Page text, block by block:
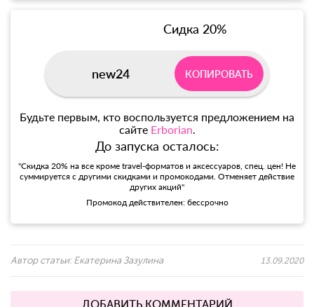
Сидка 20%
new24 КОПИРОВАТЬ
Будьте первым, кто воспользуется предложением на
сайте Erborian.
До запуска осталось:
"Скидка 20% на все кроме travel-форматов и аксессуаров, спец. цен! Не
суммируется с другими скидками и промокодами. Отменяет действие
других акций"
Промокод действителен: бессрочно
Автор статьи: Екатерина Зазулина 13.09.2020